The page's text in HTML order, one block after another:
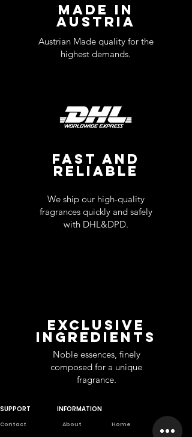
MADE IN
AUSTRIA
Austrian Made quality for the
highest demands.
FAST AND
RELIABLE
We ship our high-quality
fragrances quickly and safely
with DHL&DPD.
EXCLUSIVE
INGREDIENTS
Noble essences, finely
composed for a unique
fragrance.
SUPPORT INFORMATION
Contact About Home